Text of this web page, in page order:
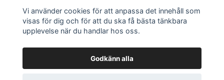
Läs mer
Information
Vi använder cookies för att anpassa det innehåll som
visas för dig och för att du ska få bästa tänkbara
upplevelse när du handlar hos oss.
Godkänn alla